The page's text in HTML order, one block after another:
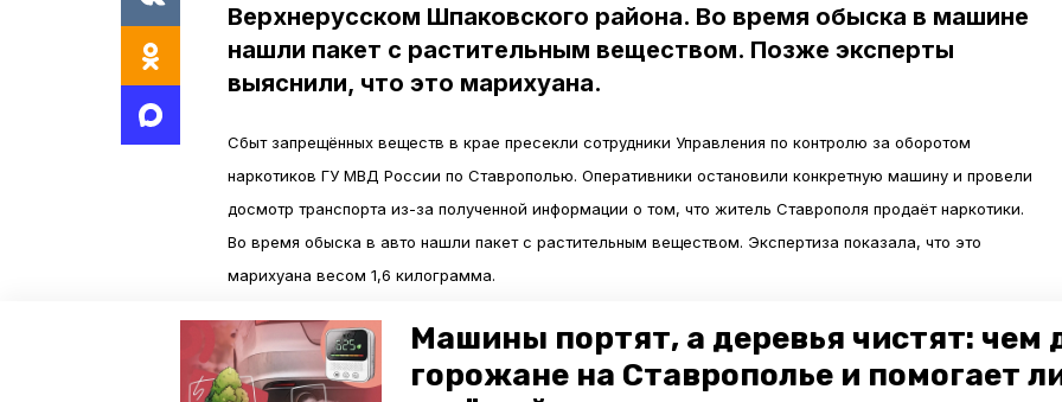
Машины портят, а деревья чистят: чем
горожане на Ставрополье и помогает
Верхнерусском Шпаковского района. Во время обыска в машине
нашли пакет с растительным веществом. Позже эксперты
выяснили, что это марихуана.
Сбыт запрещённых веществ в крае пресекли сотрудники Управления по контролю за оборотом
наркотиков ГУ МВД России по Ставрополью. Оперативники остановили конкретную машину и провели
досмотр транспорта из-за полученной информации о том, что житель Ставрополя продаёт наркотики.
Во время обыска в авто нашли пакет с растительным веществом. Экспертиза показала, что это
марихуана весом 1,6 килограмма.
Теперь житель краевой столицы стал фигурантом уголовного дела о покушении на незаконный сбыт
наркотиков в крупном размере. По ходатайству следователя его отправили в изолятор, сообщили в ГУ